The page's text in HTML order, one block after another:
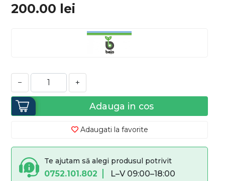
200.00 lei
− +
Adauga in cos
Adaugati la favorite
Te ajutam să alegi produsul potrivit
0752.101.802 L–V 09:00–18:00